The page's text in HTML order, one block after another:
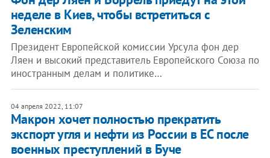
неделе в Киев, чтобы встретиться с
Зеленским
Президент Европейской комиссии Урсула фон дер
Ляен и высокий представитель Европейского Союза по
иностранным делам и политике…
04 апреля 2022, 11:07
Макрон хочет полностью прекратить
экспорт угля и нефти из России в ЕС после
военных преступлений в Буче